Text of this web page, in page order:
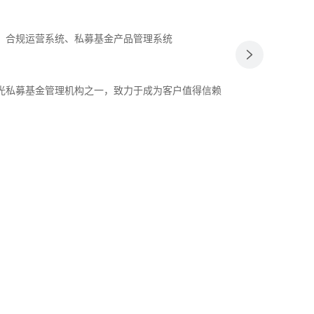
合规运营系统、私募基金产品管理系统
私募基金管理机构之一，致力于成为客户值得信赖